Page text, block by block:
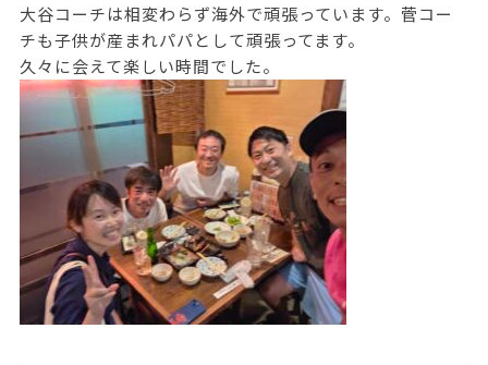
大谷コーチは相変わらず海外で頑張っています。菅コー
チも子供が産まれパパとして頑張ってます。
久々に会えて楽しい時間でした。